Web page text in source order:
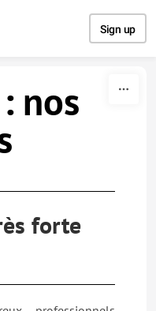
Sign up
nos
forte